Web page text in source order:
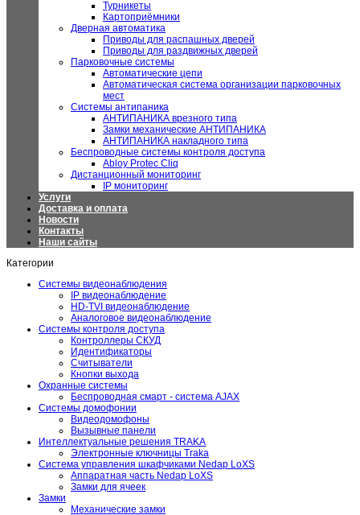
Турникеты
Картоприёмники
Дверная автоматика
Приводы для распашных дверей
Приводы для раздвижных дверей
Парковочные системы
Автоматические цепи
Автоматическая система организации парковочных
мест
Системы антипаника
АНТИПАНИКА врезного типа
Замки механические АНТИПАНИКА
АНТИПАНИКА накладного типа
Беспроводные системы контроля доступа
Abloy Protec Cliq
Дистанционный мониторинг
IP мониторинг
Услуги
Доставка и оплата
Новости
Контакты
Наши сайты
Категории
Системы видеонаблюдения
IP видеонаблюдение
HD-TVI видеонаблюдение
Аналоговое видеонаблюдение
Системы контроля доступа
Контроллеры СКУД
Идентификаторы
Считыватели
Кнопки выхода
Охранные системы
Беспроводная смарт - система AJAX
Системы домофонии
Видеодомофоны
Вызывные панели
Интеллектуальные решения TRAKA
Электронные ключницы Traka
Система управления шкафчиками Nedap LoXS
Аппаратная часть Nedap LoXS
Замки для ячеек
Замки
Механические замки